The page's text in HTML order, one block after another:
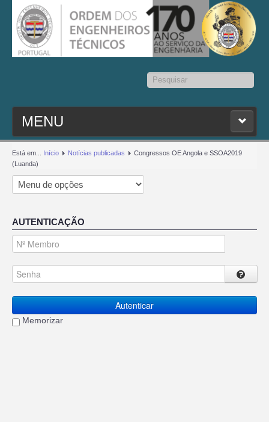
Pesquisar...
MENU
PESQ. MEMBROS
ESTATUTO
SEDAP
Está em... Início Notícias publicadas
Congressos OE Angola e SSOA2019
(Luanda)
AUTENTICAÇÃO
Autenticar
Memorizar